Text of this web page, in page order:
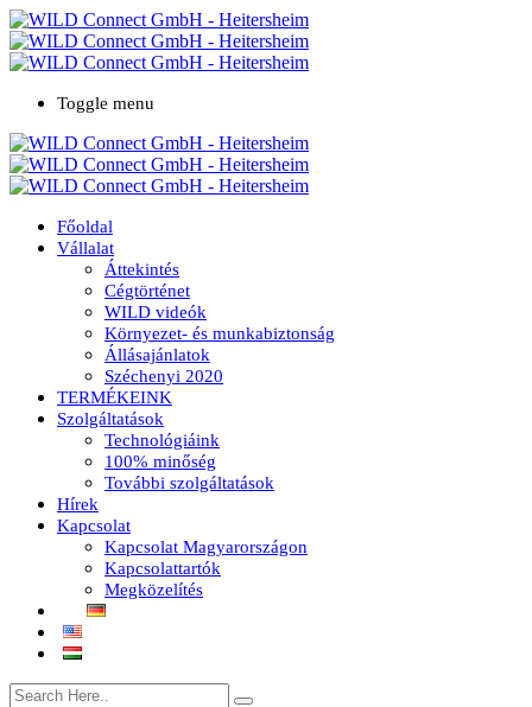
Toggle menu
Főoldal
Vállalat
Áttekintés
Cégtörténet
WILD videók
Környezet- és munkabiztonság
Állásajánlatok
Széchenyi 2020
TERMÉKEINK
Szolgáltatások
Technológiáink
100% minőség
További szolgáltatások
Hírek
Kapcsolat
Kapcsolat Magyarországon
Kapcsolattartók
Megközelítés